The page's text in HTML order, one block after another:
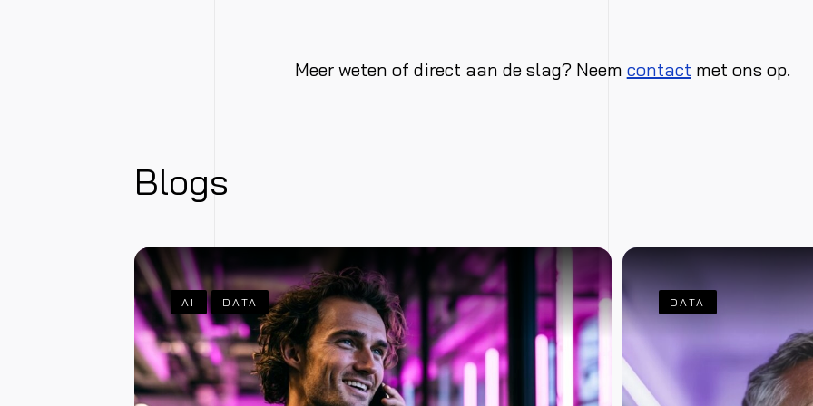
Meer weten of direct aan de slag? Neem contact met ons op.
Blogs
AI DATA DATA